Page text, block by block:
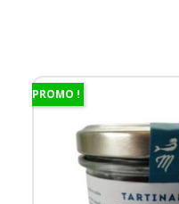
PROMO !